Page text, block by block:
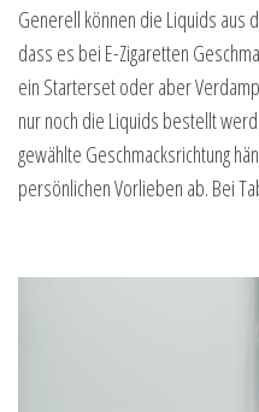
Generell können die Liquids aus
dass es bei E-Zigaretten
ein Starterset oder aber
nur noch die Liquids bestellt
gewählte Geschmacksrichtung
persönlichen Vorlieben ab. Bei